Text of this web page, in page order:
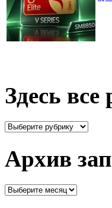
Здесь все
Здесь
Архив
Архив